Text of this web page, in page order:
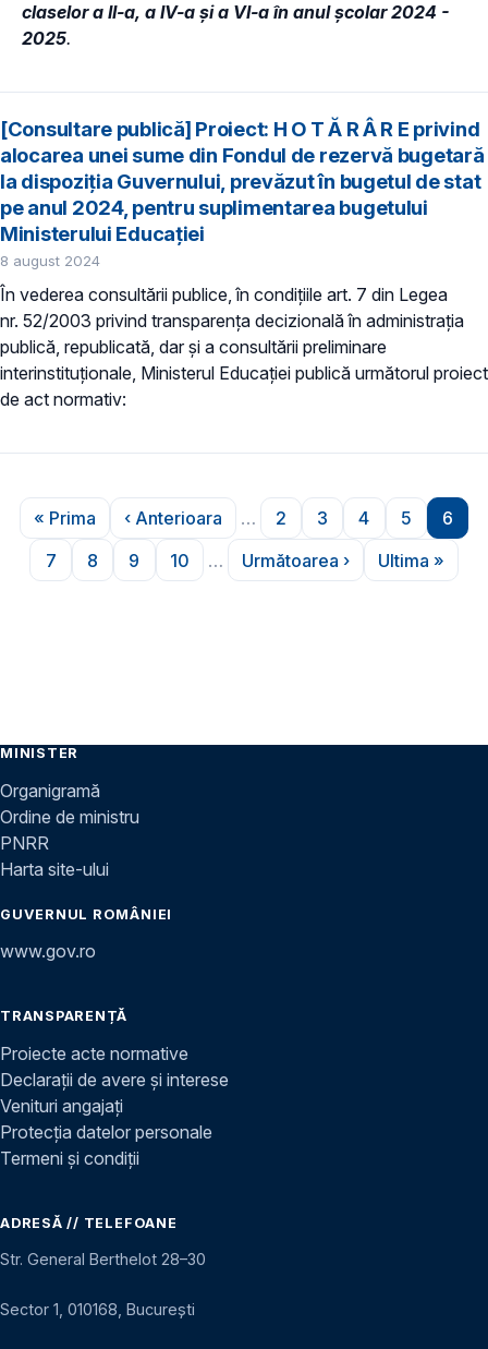
claselor a II-a, a IV-a și a VI-a în anul școlar 2024 -
2025.
[Consultare publică] Proiect: H O T Ă R Â R E privind
alocarea unei sume din Fondul de rezervă bugetară
la dispoziția Guvernului, prevăzut în bugetul de stat
pe anul 2024, pentru suplimentarea bugetului
Ministerului Educației
8 august 2024
În vederea consultării publice, în condiţiile art. 7 din Legea
nr. 52/2003 privind transparenţa decizională în administraţia
publică, republicată, dar și a consultării preliminare
interinstituționale, Ministerul Educaţiei publică următorul proiect
de act normativ:
Paginare
Prima pagină
« Prima
Pagina anterioară
‹ Anterioara …
Pagina
2
Pagina
3
Pagina
4
Pagina
5 6
Pagina
7
Pagina
8
Pagina
9
Pagina
10 …
Pagina următoare
Următoarea ›
Ultima
Ultima »
MINISTER
Organigramă
Ordine de ministru
PNRR
Harta site-ului
GUVERNUL ROMÂNIEI
www.gov.ro
TRANSPARENȚĂ
Proiecte acte normative
Declarații de avere și interese
Venituri angajați
Protecția datelor personale
Termeni și condiții
ADRESĂ // TELEFOANE
Str. General Berthelot 28–30
Sector 1, 010168, București